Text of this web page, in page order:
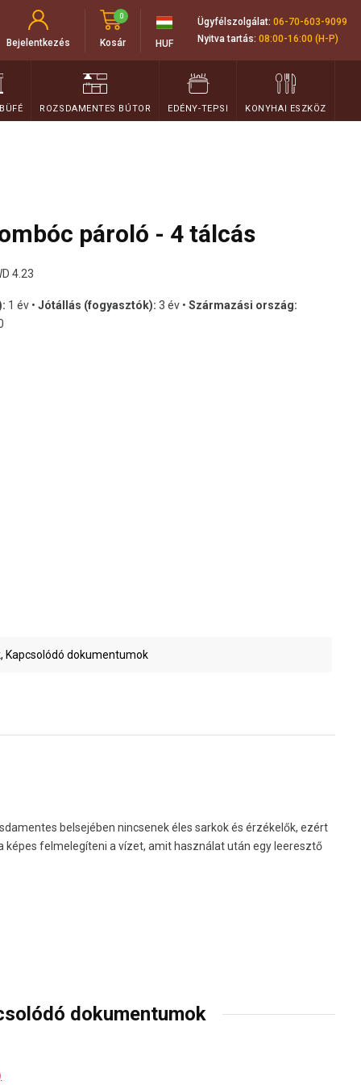
Bejelentkezés Kosár
0
HUF
Ügyfélszolgálat: 06-70-603-9099
Nyitva tartás: 08:00-16:00 (H-P)
ROZSDAMENTES BÚTOR EDÉNY-TEPSI KONYHAI ESZKÖZ
pároló - 4 tálcás
4.23
1 év • Jótállás (fogyasztók): 3 év • Származási ország:
Kapcsolódó dokumentumok
belsejében nincsenek éles sarkok és érzékelők, ezért
felmelegíteni a vízet, amit használat után egy leeresztő
dokumentumok